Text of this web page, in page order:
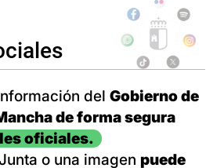
del Gobierno de
de forma segura
oficiales.
o una imagen puede